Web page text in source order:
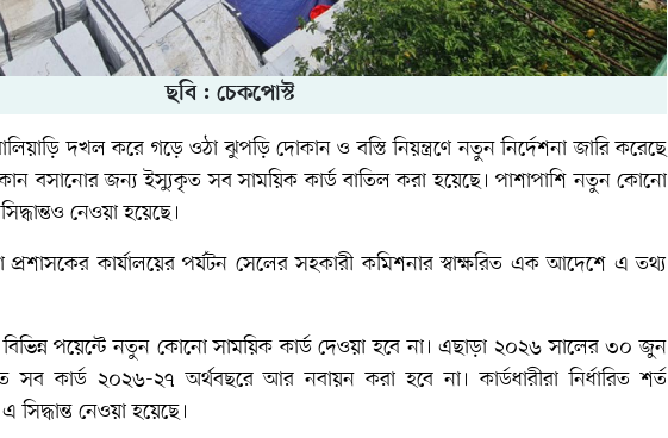
ছবি : চেকপোস্ট
দখল করে গড়ে ওঠা ঝুপড়ি দোকান ও বস্তি নিয়ন্ত্রণে নতুন নির্দেশনা জারি করেছে
বসানোর জন্য ইস্যুকৃত সব সাময়িক কার্ড বাতিল করা হয়েছে। পাশাপাশি নতুন কোনো
নেওয়া হয়েছে।
কার্যালয়ের পর্যটন সেলের সহকারী কমিশনার স্বাক্ষরিত এক আদেশে এ তথ্য
পয়েন্টে নতুন কোনো সাময়িক কার্ড দেওয়া হবে না। এছাড়া ২০২৬ সালের ৩০ জুন
কার্ড ২০২৬-২৭ অর্থবছরে আর নবায়ন করা হবে না। কার্ডধারীরা নির্ধারিত শর্ত
নেওয়া হয়েছে।